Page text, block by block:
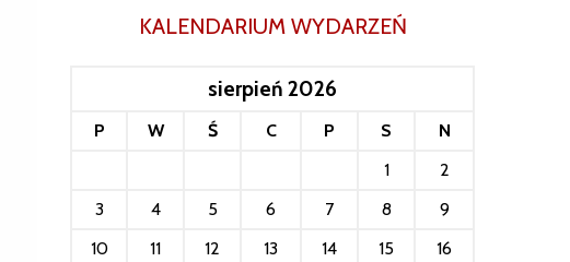
KALENDARIUM WYDARZEŃ
sierpień 2026
P W Ś C P S
N
1
2
3
4 5 6 7 8
9
10
11 12 13 14 15
16